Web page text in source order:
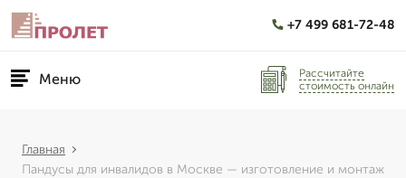
+7 499 681-72-48
Меню
Рассчитайте
стоимость онлайн
Главная
Пандусы для инвалидов в Москве — изготовление и монтаж